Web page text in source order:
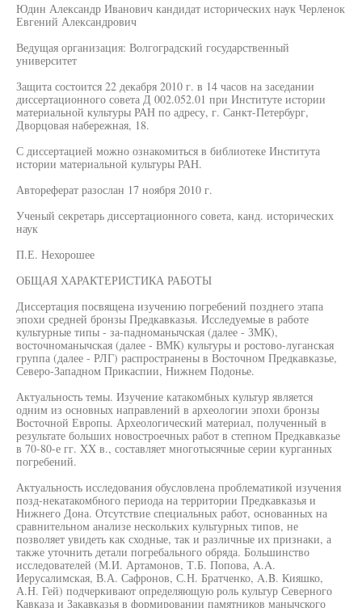
Юдин Александр Иванович кандидат исторических наук Черленок
Евгений Александрович
Ведущая организация: Волгоградский государственный
университет
Защита состоится 22 декабря 2010 г. в 14 часов на заседании
диссертационного совета Д 002.052.01 при Институте истории
материальной культуры РАН по адресу, г. Санкт-Петербург,
Дворцовая набережная, 18.
С диссертацией можно ознакомиться в библиотеке Института
истории материальной культуры РАН.
Автореферат разослан 17 ноября 2010 г.
Ученый секретарь диссертационного совета, канд. исторических
наук
П.Е. Нехорошее
ОБЩАЯ ХАРАКТЕРИСТИКА РАБОТЫ
Диссертация посвящена изучению погребений позднего этапа
эпохи средней бронзы Предкавказья. Исследуемые в работе
культурные типы - за-падноманычская (далее - ЗМК),
восточноманычская (далее - ВМК) культуры и ростово-луганская
группа (далее - РЛГ) распространены в Восточном Предкавказье,
Северо-Западном Прикаспии, Нижнем Подонье.
Актуальность темы. Изучение катакомбных культур является
одним из основных направлений в археологии эпохи бронзы
Восточной Европы. Археологический материал, полученный в
результате больших новостроечных работ в степном Предкавказье
в 70-80-е гг. XX в., составляет многотысячные серии курганных
погребений.
Актуальность исследования обусловлена проблематикой изучения
позд-некатакомбного периода на территории Предкавказья и
Нижнего Дона. Отсутствие специальных работ, основанных на
сравнительном анализе нескольких культурных типов, не
позволяет увидеть как сходные, так и различные их признаки, а
также уточнить детали погребального обряда. Большинство
исследователей (М.И. Артамонов, Т.Б. Попова, A.A.
Иерусалимская, В.А. Сафронов, С.Н. Братченко, A.B. Кияшко,
А.Н. Гей) подчеркивают определяющую роль культур Северного
Кавказа и Закавказья в формировании памятников манычского